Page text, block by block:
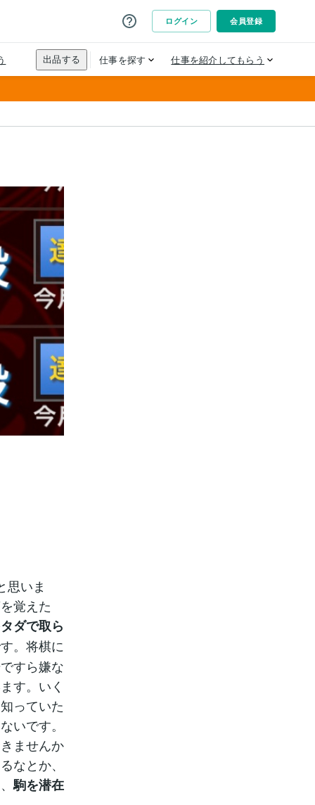
思いま
覚えた
ダで取ら
。将棋に
すら嫌な
す。いく
っていた
いです。
ませんか
なとか、
駒を潜在